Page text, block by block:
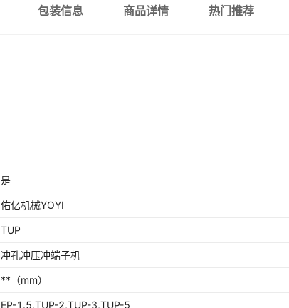
包装信息 商品详情 热门推荐
是
佑亿机械YOYI
TUP
冲孔冲压冲端子机
** （mm）
EP-1.5,TUP-2,TUP-3,TUP-5